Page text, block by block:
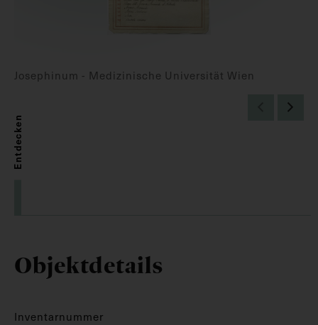
Josephinum - Medizinische Universität Wien
Entdecken
Objektdetails
Inventarnummer